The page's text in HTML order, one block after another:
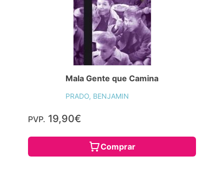
Mala Gente que Camina
PRADO, BENJAMIN
PVP. 19,90€
Comprar